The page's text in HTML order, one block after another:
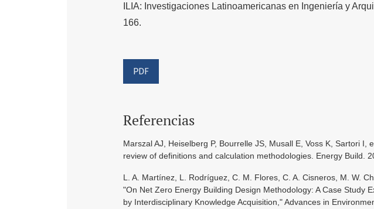
ILIA: Investigaciones Latinoamericanas en Ingeniería y
166.
PDF
Referencias
Marszal AJ, Heiselberg P, Bourrelle JS, Musall E, Voss K, Sartori I,
review of definitions and calculation methodologies. Energy Build.
L. A. Martínez, L. Rodríguez, C. M. Flores, C. A. Cisneros, M. W.
"On Net Zero Energy Building Design Methodology: A Case Study
by Interdisciplinary Knowledge Acquisition," Advances in